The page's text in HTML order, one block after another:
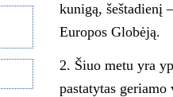
kunigą, šeštadienį
Europos Globėją.
2. Šiuo metu yra
pastatytas